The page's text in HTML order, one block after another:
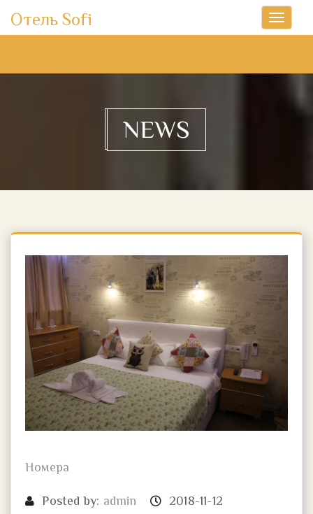
Toggle
Отель Sofi
NEWS
Номера
Posted by: admin 2018-11-12